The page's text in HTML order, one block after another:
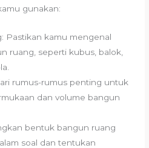
gunakan:
Pastikan kamu mengenal
ruang, seperti kubus, balok,
rumus-rumus penting untuk
dan volume bangun
bentuk bangun ruang
soal dan tentukan